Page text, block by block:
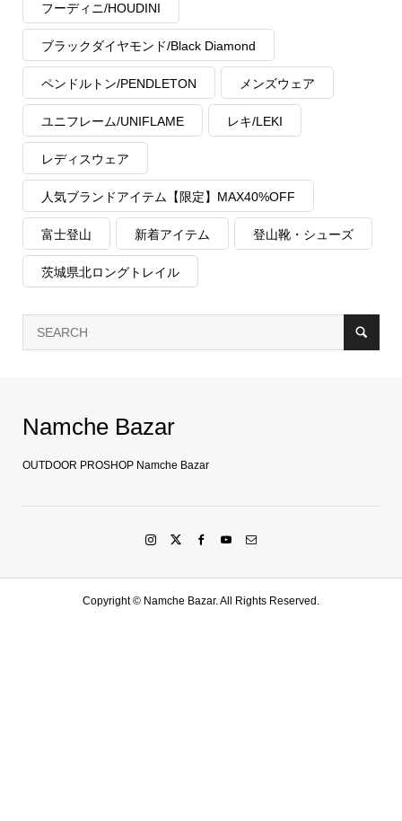
フーディニ/HOUDINI
ブラックダイヤモンド/Black Diamond
ペンドルトン/PENDLETON メンズウェア
ユニフレーム/UNIFLAME レキ/LEKI
レディスウェア
人気ブランドアイテム【限定】MAX40%OFF
富士登山 新着アイテム 登山靴・シューズ
茨城県北ロングトレイル
Namche Bazar
OUTDOOR PROSHOP Namche Bazar
Copyright © Namche Bazar. All Rights Reserved.